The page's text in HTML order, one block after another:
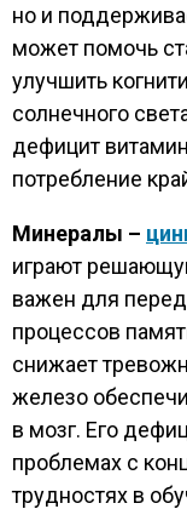
но и
может помочь
улучшить
солнечного
дефицит
потребление
Минералы –
играют
важен для
процессов
снижает
железо
в мозг. Его
проблемах с
трудностях в